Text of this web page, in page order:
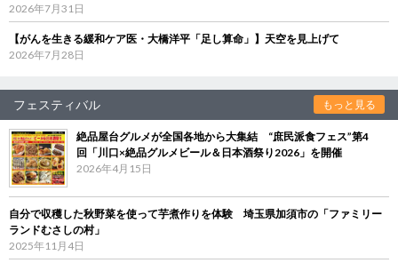
2026年7月31日
【がんを生きる緩和ケア医・大橋洋平「足し算命」】天空を見上げて
2026年7月28日
フェスティバル もっと見る
絶品屋台グルメが全国各地から大集結 “庶民派食フェス”第4
回「川口×絶品グルメビール＆日本酒祭り2026」を開催
2026年4月15日
自分で収穫した秋野菜を使って芋煮作りを体験 埼玉県加須市の「ファミリー
ランドむさしの村」
2025年11月4日